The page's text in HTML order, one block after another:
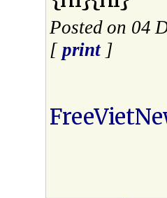
Posted on 04
[ print ]